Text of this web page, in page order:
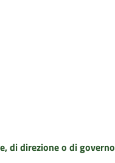
di direzione o di governo